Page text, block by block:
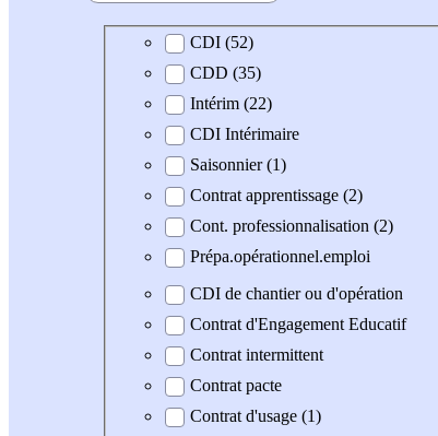
Type de contratCDI (52)
CDD (35)
Intérim (22)
CDI Intérimaire
Saisonnier (1)
Contrat apprentissage (2)
Cont. professionnalisation (2)
Prépa.opérationnel.emploi
CDI de chantier ou d'opération
Contrat d'Engagement Educatif
Contrat intermittent
Contrat pacte
Contrat d'usage (1)